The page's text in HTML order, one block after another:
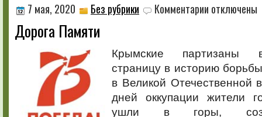
7 мая, 2020 Без рубрики Комментарии записи
отключены
Дорога Памяти
Крымские партизаны
страницу в историю
в Великой Отечественной
дней оккупации жители
ушли в горы,